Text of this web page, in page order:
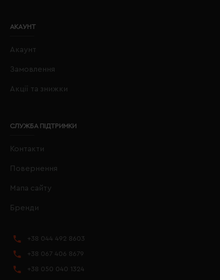
АКАУНТ
Акаунт
Замовлення
Акції та знижки
СЛУЖБА ПІДТРИМКИ
Контакти
Повернення
Мапа сайту
Бренди
+38 044 492 8603
+38 067 406 8679
+38 050 040 1324